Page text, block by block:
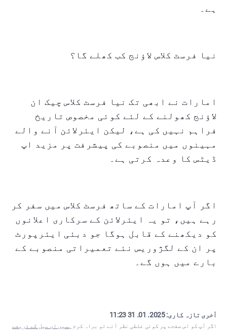
ہے۔
نیا فرسٹ کلاس لاؤنج کب کھلے گا؟
امارات نے ابھی تک نیا فرسٹ کلاس چیک ان
لاؤنج کھولنے کے لئے کوئی مخصوص تاریخ
فراہم نہیں کی ہے، لیکن ایئرلائن آنے والے
مہینوں میں منصوبے کی پیشرفت پر مزید اپ
ڈیٹس کا وعدہ کرتی ہے۔
اگر آپ امارات کے ساتھ فرسٹ کلاس میں سفر کر
رہے ہیں، تو یہ ایئرلائن کے سرکاری اعلانوں
کو دیکھنے کے قابل ہوگا جو دبئی ایئرپورٹ
پر ان کے لگژوریس نئے تعمیراتی منصوبے کے
بارے میں ہوں گے۔
آخری تازہ کاری:2025. 01. 31 11:23
اگر آپ کو اس صفحے پر کوئی غلطی نظر آئے تو براہ کرم ہمیں ای میل کے ذریعے